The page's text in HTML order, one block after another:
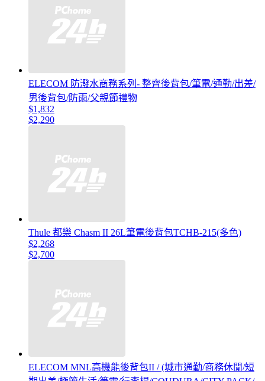
ELECOM 防潑水商務系列- 整齊後背包/筆電/通勤/出差/
男後背包/防雨/父親節禮物
$1,832
$2,290
Thule 都樂 Chasm II 26L筆電後背包TCHB-215(多色)
$2,268
$2,700
ELECOM MNL高機能後背包II / (城市通勤/商務休閒/短